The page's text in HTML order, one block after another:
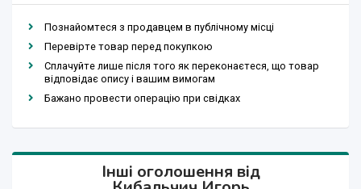
Познайомтеся з продавцем в публічному місці
Перевірте товар перед покупкою
Сплачуйте лише після того як переконаєтеся, що товар
відповідає опису і вашим вимогам
Бажано провести операцію при свідках
Інші оголошення від